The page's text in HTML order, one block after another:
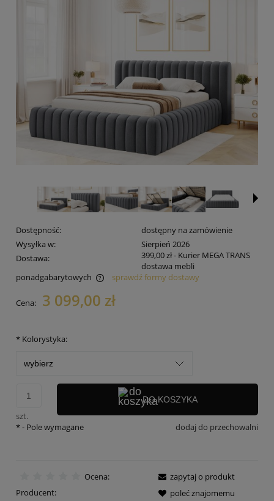
Dostępność:
dostępny na zamówienie
Wysyłka w:
Sierpień 2026
Dostawa:
399,00 zł- Kurier MEGA TRANS
dostawa mebli
ponadgabarytowych
sprawdź formy dostawy
Cena: 3 099,00 zł
* Kolorystyka:
szt.
DO KOSZYKA
dodaj do przechowalni
*- Pole wymagane
Ocena:
Producent:
zapytaj o produkt
poleć znajomemu